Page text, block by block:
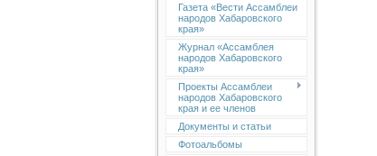
Газета «Вести Ассамблеи
народов Хабаровского
края»
Журнал «Ассамблея
народов Хабаровского
края»
Проекты Ассамблеи
народов Хабаровского
края и ее членов
Документы и статьи
Фотоальбомы